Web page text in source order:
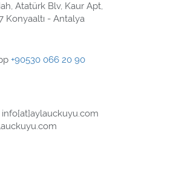
Atatürk Blv, Kaur Apt,
Konyaaltı - Antalya
+90530 066 20 90
info[at]aylauckuyu.com